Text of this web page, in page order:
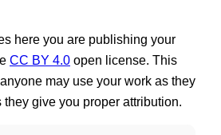
here you are publishing your
CC BY 4.0 open license. This
may use your work as they
give you proper attribution.